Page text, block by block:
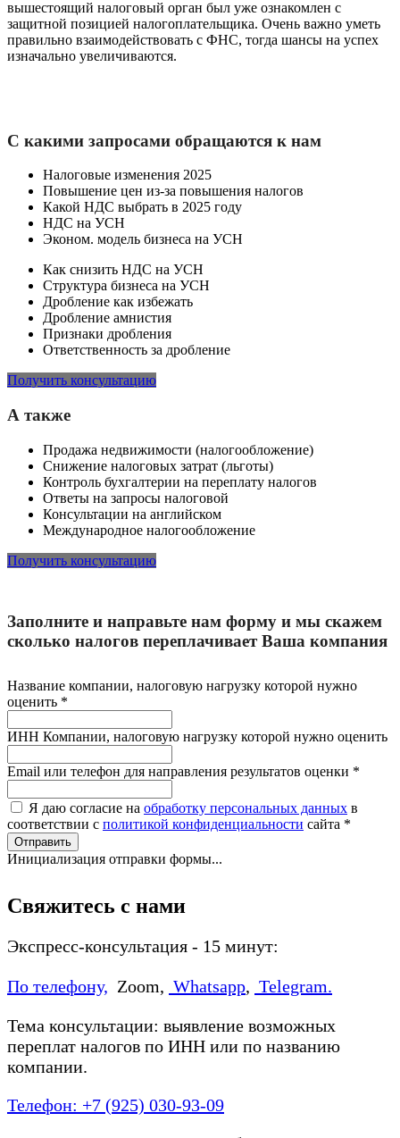
вышестоящий налоговый орган был уже ознакомлен с
защитной позицией налогоплательщика. Очень важно уметь
правильно взаимодействовать с ФНС, тогда шансы на успех
изначально увеличиваются.
С какими запросами обращаются к нам
Налоговые изменения 2025
Повышение цен из-за повышения налогов
Какой НДС выбрать в 2025 году
НДС на УСН
Эконом. модель бизнеса на УСН
Как снизить НДС на УСН
Структура бизнеса на УСН
Дробление как избежать
Дробление амнистия
Признаки дробления
Ответственность за дробление
Получить консультацию
А также
Продажа недвижимости (налогообложение)
Снижение налоговых затрат (льготы)
Контроль бухгалтерии на переплату налогов
Ответы на запросы налоговой
Консультации на английском
Международное налогообложение
Получить консультацию
Заполните и направьте нам форму и мы скажем
сколько налогов переплачивает Ваша компания
Название компании, налоговую нагрузку которой нужно
оценить *
ИНН Компании, налоговую нагрузку которой нужно оценить
Email или телефон для направления результатов оценки *
Я даю согласие на обработку персональных данных в
соответствии с политикой конфиденциальности сайта *
Отправить
Инициализация отправки формы...
Свяжитесь с нами
Экспресс-консультация - 15 минут:
По телефону, Zoom, Whatsapp, Telegram.
Тема консультации: выявление возможных
переплат налогов по ИНН или по названию
компании.
Телефон: +7 (925) 030-93-09